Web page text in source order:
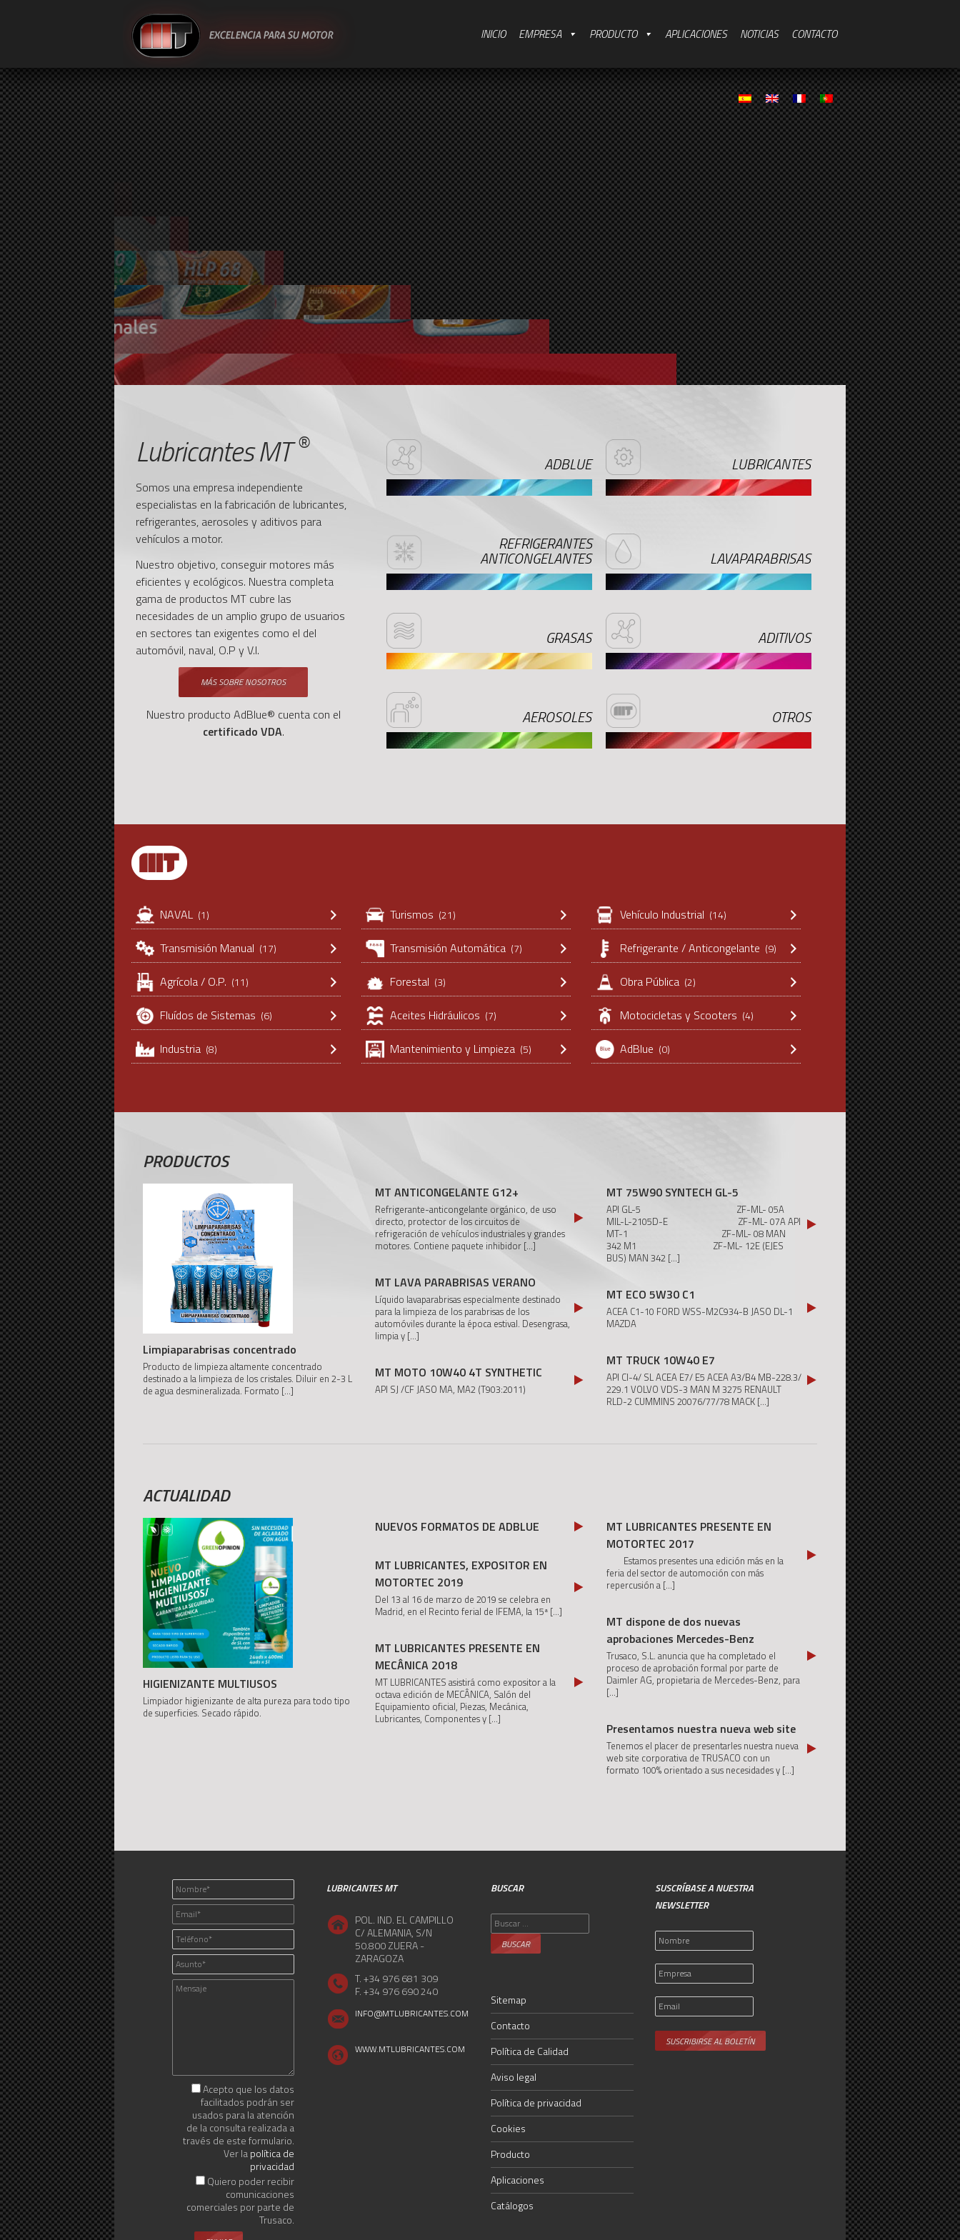
INICIO EMPRESA PRODUCTO APLICACIONES NOTICIAS CONTACTO
Lubricantes MT®
Somos una empresa independiente
especialistas en la fabricación de lubricantes,
refrigerantes, aerosoles y aditivos para
vehículos a motor.
Nuestro objetivo, conseguir motores más
eficientes y ecológicos. Nuestra completa
gama de productos MT cubre las
necesidades de un amplio grupo de usuarios
en sectores tan exigentes como el del
automóvil, naval, O.P y V.I.
MÁS SOBRE NOSOTROS
Nuestro producto AdBlue® cuenta con el
certificado VDA.
ADBLUE LUBRICANTES
REFRIGERANTES
ANTICONGELANTES LAVAPARABRISAS
GRASAS ADITIVOS
AEROSOLES OTROS
NAVAL (1) Turismos (21) Vehículo Industrial (14)
Transmisión Manual (17) Transmisión Automática (7) Refrigerante / Anticongelante (9)
Agrícola / O.P. (11) Forestal (3) Obra Pública (2)
Fluídos de Sistemas (6) Aceites Hidráulicos (7) Motocicletas y Scooters (4)
Industria (8) Mantenimiento y Limpieza (5) AdBlue (0)
PRODUCTOS
Limpiaparabrisas concentrado
Producto de limpieza altamente concentrado
destinado a la limpieza de los cristales. Diluir en 2-3 L
de agua desmineralizada. Formato [...]
MT ANTICONGELANTE G12+
Refrigerante-anticongelante orgánico, de uso
directo, protector de los circuitos de
refrigeración de vehículos industriales y grandes
motores. Contiene paquete inhibidor [...]
MT LAVA PARABRISAS VERANO
Líquido lavaparabrisas especialmente destinado
para la limpieza de los parabrisas de los
automóviles durante la época estival. Desengrasa,
limpia y [...]
MT MOTO 10W40 4T SYNTHETIC
API SJ /CF JASO MA, MA2 (T903:2011)
MT 75W90 SYNTECH GL-5
API GL-5 ZF-ML- 05A
MIL-L-2105D-E ZF-ML- 07A API
MT-1 ZF-ML- 08 MAN
342 M1 ZF-ML- 12E (EJES
BUS) MAN 342 [...]
MT ECO 5W30 C1
ACEA C1-10 FORD WSS-M2C934-B JASO DL-1
MAZDA
MT TRUCK 10W40 E7
API CI-4/ SL ACEA E7/ E5 ACEA A3/B4 MB-228.3/
229.1 VOLVO VDS-3 MAN M 3275 RENAULT
RLD-2 CUMMINS 20076/77/78 MACK [...]
ACTUALIDAD
HIGIENIZANTE MULTIUSOS
Limpiador higienizante de alta pureza para todo tipo
de superficies. Secado rápido.
NUEVOS FORMATOS DE ADBLUE
MT LUBRICANTES, EXPOSITOR EN
MOTORTEC 2019
Del 13 al 16 de marzo de 2019 se celebra en
Madrid, en el Recinto ferial de IFEMA, la 15ª [...]
MT LUBRICANTES PRESENTE EN
MECÂNICA 2018
MT LUBRICANTES asistirá como expositor a la
octava edición de MECÂNICA, Salón del
Equipamiento oficial, Piezas, Mecánica,
Lubricantes, Componentes y [...]
MT LUBRICANTES PRESENTE EN
MOTORTEC 2017
Estamos presentes una edición más en la
feria del sector de automoción con más
repercusión a [...]
MT dispone de dos nuevas
aprobaciones Mercedes-Benz
Trusaco, S.L. anuncia que ha completado el
proceso de aprobación formal por parte de
Daimler AG, propietaria de Mercedes-Benz, para
[...]
Presentamos nuestra nueva web site
Tenemos el placer de presentarles nuestra nueva
web site corporativa de TRUSACO con un
formato 100% orientado a sus necesidades y [...]
Acepto que los datos
facilitados podrán ser
usados para la atención
de la consulta realizada a
través de este formulario.
Ver lapolítica de
privacidad
Quiero poder recibir
comunicaciones
comerciales por parte de
Trusaco.
LUBRICANTES MT
POL. IND. EL CAMPILLO
C/ ALEMANIA, S/N
50.800 ZUERA -
ZARAGOZA
T. +34 976 681 309
F. +34 976 690 240
INFO@MTLUBRICANTES.COM
WWW.MTLUBRICANTES.COM
BUSCAR
Buscar:
Sitemap
Contacto
Política de Calidad
Aviso legal
Política de privacidad
Cookies
Producto
Aplicaciones
Catálogos
SUSCRÍBASE A NUESTRA
NEWSLETTER